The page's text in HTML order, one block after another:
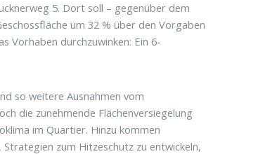
5. Dort soll – gegenüber dem
um 32 % über den Vorgaben
Vorhaben durchzuwinken: Ein 6-
so weitere Ausnahmen vom
die zunehmende Flächenversiegelung
im Quartier. Hinzu kommen
zum Hitzeschutz zu entwickeln,